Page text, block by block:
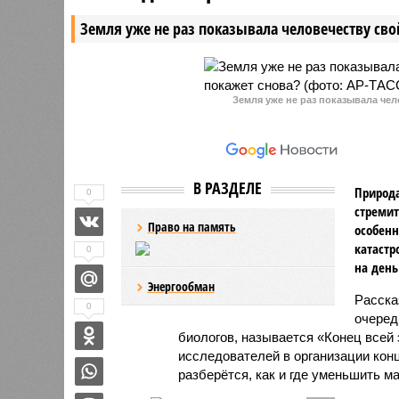
сообщил министр по
чрезвычайным ситуациям
Лебедев, в результате этого
инцидента погиб мужчина 1963
Земля уже не раз показывала человечеству
Земля уже не раз показывала
В РАЗДЕЛЕ
Право на память
Энергообман
на
биологов, называется «Конец
исследователей в организации
разберётся, как и где уменьшить
0
0
0